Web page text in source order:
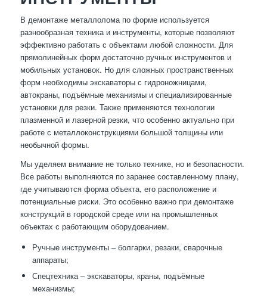
В демонтаже металлолома по форме используется
разнообразная техника и инструменты, которые позволяют
эффективно работать с объектами любой сложности. Для
прямолинейных форм достаточно ручных инструментов и
мобильных установок. Но для сложных пространственных
форм необходимы экскаваторы с гидроножницами,
автокраны, подъёмные механизмы и специализированные
установки для резки. Также применяются технологии
плазменной и лазерной резки, что особенно актуально при
работе с металлоконструкциями большой толщины или
необычной формы.
Мы уделяем внимание не только технике, но и безопасности.
Все работы выполняются по заранее составленному плану,
где учитываются форма объекта, его расположение и
потенциальные риски. Это особенно важно при демонтаже
конструкций в городской среде или на промышленных
объектах с работающим оборудованием.
Ручные инструменты – болгарки, резаки, сварочные
аппараты;
Спецтехника – экскаваторы, краны, подъёмные
механизмы;